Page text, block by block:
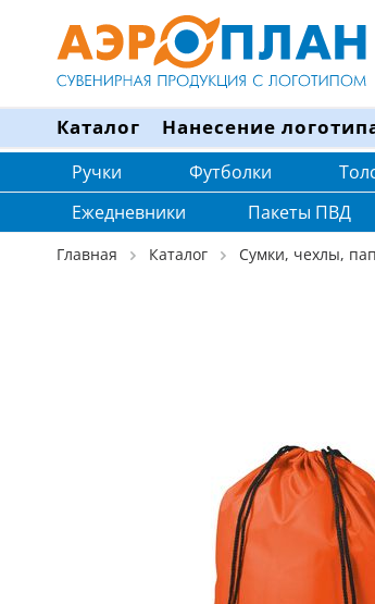
Каталог Нанесение
Ручки Футболки
Ежедневники
Пакеты ПВД
Главная Каталог Сумки, чехлы,